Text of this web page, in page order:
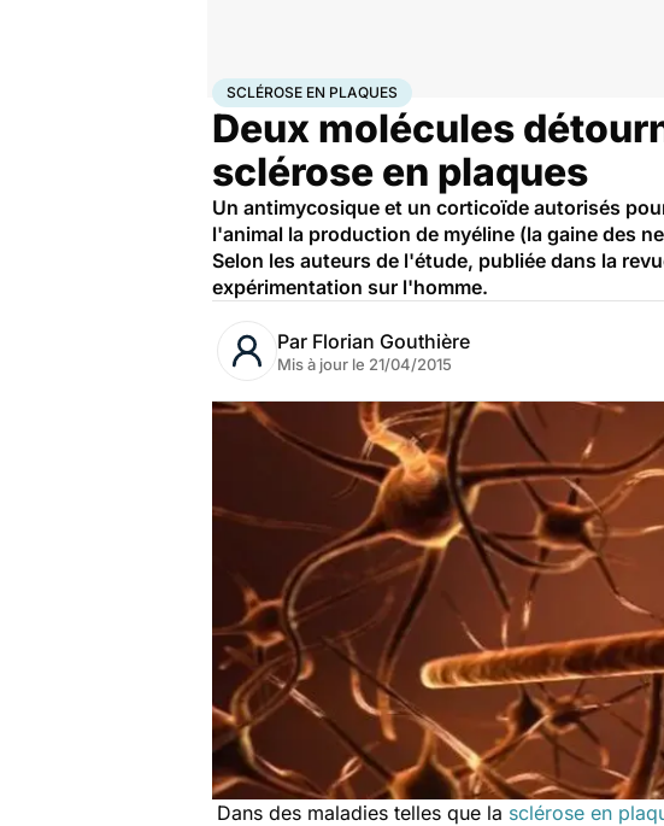
AccueilSanté Médicaments Sclérose en plaques
SCLÉROSE EN PLAQUES
Deux molécules
sclérose en plaques
Un antimycosique et un corticoïde autorisés
l'animal la production de myéline (la gaine des
Selon les auteurs de l'étude, publiée dans la
expérimentation sur l'homme.
Par Florian Gouthière
Mis à jour le 21/04/2015
Dans des maladies telles que la sclérose en